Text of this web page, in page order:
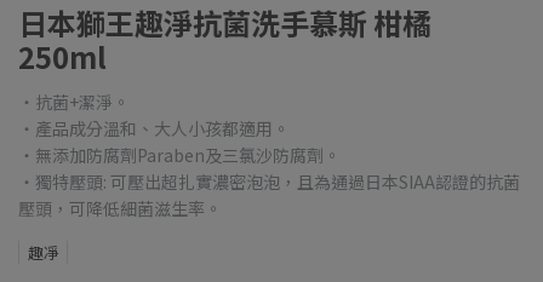
日本獅王趣淨抗菌洗手慕斯 柑橘
250ml
・抗菌+潔淨。
・產品成分溫和、大人小孩都適用。
・無添加防腐劑Paraben及三氯沙防腐劑。
・獨特壓頭: 可壓出超扎實濃密泡泡，且為通過日本SIAA認證的抗菌
壓頭，可降低細菌滋生率。
趣凈